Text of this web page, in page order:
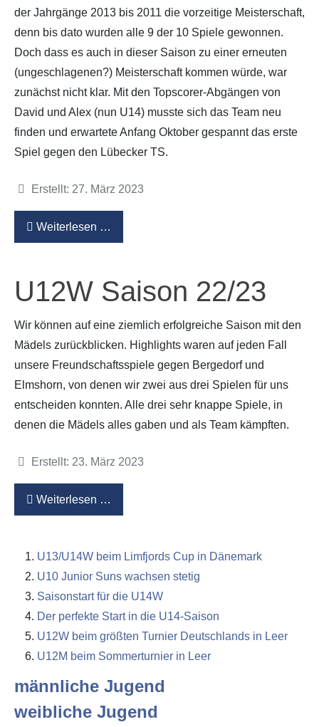
der Jahrgänge 2013 bis 2011 die vorzeitige Meisterschaft,
denn bis dato wurden alle 9 der 10 Spiele gewonnen.
Doch dass es auch in dieser Saison zu einer erneuten
(ungeschlagenen?) Meisterschaft kommen würde, war
zunächst nicht klar. Mit den Topscorer-Abgängen von
David und Alex (nun U14) musste sich das Team neu
finden und erwartete Anfang Oktober gespannt das erste
Spiel gegen den Lübecker TS.
Details
Erstellt: 27. März 2023
Weiterlesen …
U12W Saison 22/23
Wir können auf eine ziemlich erfolgreiche Saison mit den
Mädels zurückblicken. Highlights waren auf jeden Fall
unsere Freundschaftsspiele gegen Bergedorf und
Elmshorn, von denen wir zwei aus drei Spielen für uns
entscheiden konnten. Alle drei sehr knappe Spiele, in
denen die Mädels alles gaben und als Team kämpften.
Details
Erstellt: 23. März 2023
Weiterlesen …
U13/U14W beim Limfjords Cup in Dänemark
U10 Junior Suns wachsen stetig
Saisonstart für die U14W
Der perfekte Start in die U14-Saison
U12W beim größten Turnier Deutschlands in Leer
U12M beim Sommerturnier in Leer
männliche Jugend
weibliche Jugend